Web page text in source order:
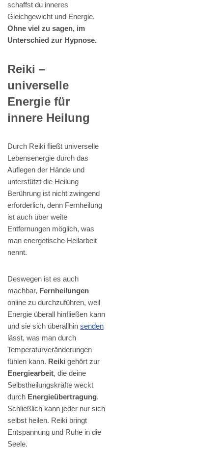
schaffst du inneres
Gleichgewicht und Energie.
Ohne viel zu sagen, im
Unterschied zur Hypnose.
Reiki –
universelle
Energie für
innere Heilung
Durch Reiki fließt universelle
Lebensenergie durch das
Auflegen der Hände und
unterstützt die Heilung
Berührung ist nicht zwingend
erforderlich, denn Fernheilung
ist auch über weite
Entfernungen möglich, was
man energetische Heilarbeit
nennt.
Deswegen ist es auch
machbar, Fernheilungen
online zu durchzuführen, weil
Energie überall hinfließen kann
und sie sich überallhin senden
lässt, was man durch
Temperaturveränderungen
fühlen kann. Reiki gehört zur
Energiearbeit, die deine
Selbstheilungskräfte weckt
durch Energieübertragung.
Schließlich kann jeder nur sich
selbst heilen. Reiki bringt
Entspannung und Ruhe in die
Seele.